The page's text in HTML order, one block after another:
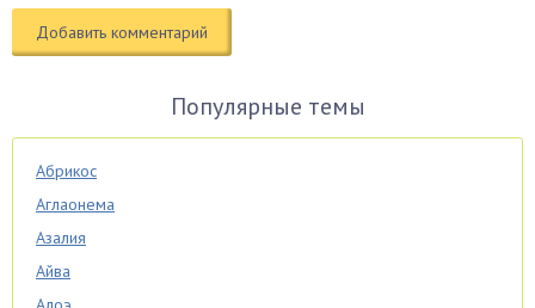
Популярные темы
Абрикос
Аглаонема
Азалия
Айва